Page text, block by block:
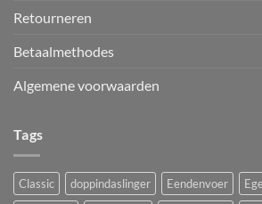
Retourneren
Betaalmethodes
Algemene voorwaarden
Tags
Classic doppindaslinger Eendenvoer